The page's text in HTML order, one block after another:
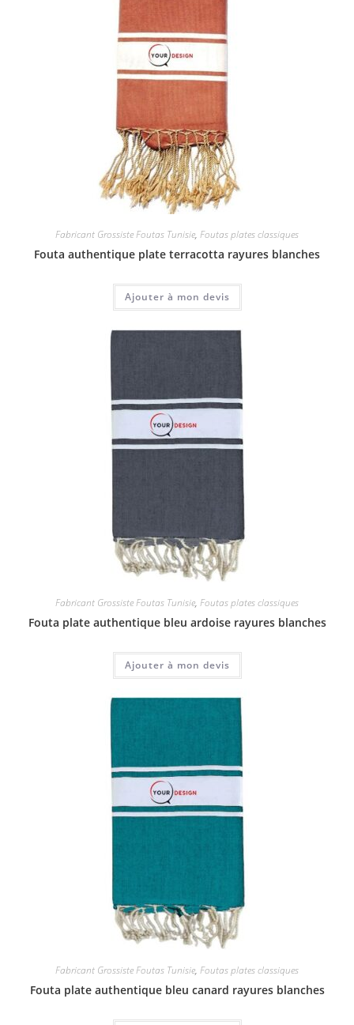
Fabricant Grossiste Foutas Tunisie, Foutas plates classiques
Fouta authentique plate terracotta rayures blanches
Ajouter à mon devis
Fabricant Grossiste Foutas Tunisie, Foutas plates classiques
Fouta plate authentique bleu ardoise rayures blanches
Ajouter à mon devis
Fabricant Grossiste Foutas Tunisie, Foutas plates classiques
Fouta plate authentique bleu canard rayures blanches